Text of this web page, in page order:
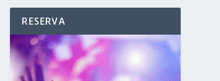
RESERVA